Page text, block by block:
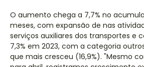
O aumento chega a 7,7% no
meses, com expansão de nas
serviços auxiliares dos transportes e
7,3% em 2023, com a categoria
que mais cresceu (16,9%). "Mesmo